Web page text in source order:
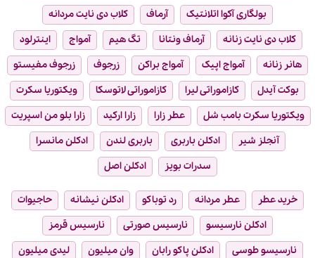
بولگاری آکوا اتلانتیک
آرماف
کلاب دی نایت مردانه
کلاب دی نایت زنانه
آرماف ونتانا تگ هیم آمواج
اینترلود
هانر زنانه
آمواج اپیک آمواج براکن زرجوف
زرجوف مفیستو
بوکت آیدل
کازاموراتی لیرا کازاموراتی لاتوسکا
ویکتوریا سکرت
ویکتوریا سکرت بامب شل
عطر زارا زارا ارکید
زارا بلو من اسپریت
آنجلز شیر
ادکلن باربری باربری لندن
ادکلن مانسرا
سدرات بویز
ادکلن اصل
خرید عطر عطر مردانه رد توباکو ادکلن نیشانه
حاجیوات
ادکلن نارسیسو
نارسیس صورتی
نارسیس قرمز
نارسیسو طوسی
ادکلن پاکو رابان وان میلیون
لیدی میلیون